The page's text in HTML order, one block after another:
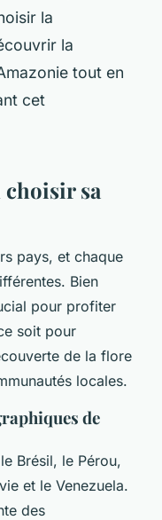
la
la
tout en
cet
sa
pays, et chaque
Bien
pour profiter
soit pour
de la flore
locales.
de
Brésil, le Pérou,
et le Venezuela.
des